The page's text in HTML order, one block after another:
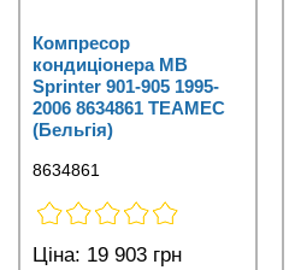
Компресор
кондиціонера MB
Sprinter 901-905 1995-
2006 8634861 TEAMEC
(Бельгія)
8634861
Ціна: 19 903 грн